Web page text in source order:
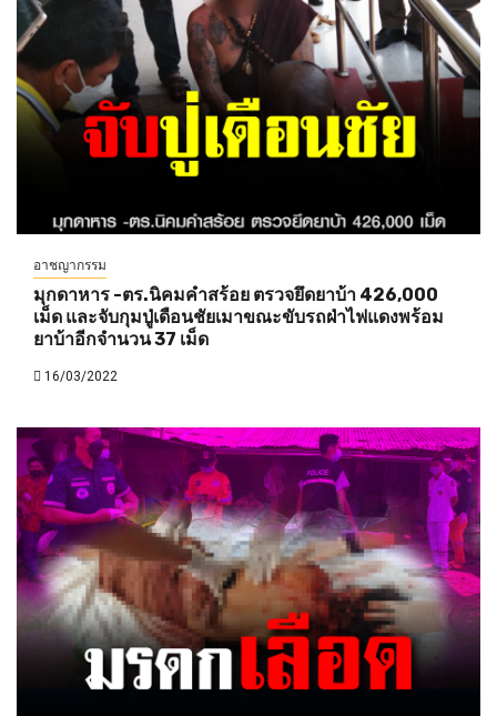
อาชญากรรม
มุกดาหาร -ตร.นิคมคำสร้อย ตรวจยึดยาบ้า 426,000
เม็ด และจับกุมปู่เดือนชัยเมาขณะขับรถฝ่าไฟแดงพร้อม
ยาบ้าอีกจำนวน 37 เม็ด
16/03/2022